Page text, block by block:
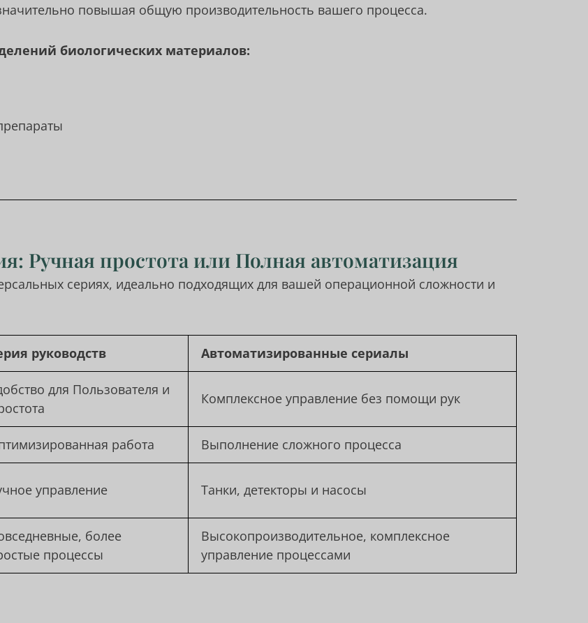
повышая общую производительность вашего процесса.
биологических материалов:
Ручная простота или Полная автоматизация
сериях, идеально подходящих для вашей операционной сложности и
руководств Автоматизированные сериалы
для Пользователя и
Комплексное управление без помощи рук
работа Выполнение сложного процесса
управление Танки, детекторы и насосы
более
процессы
Высокопроизводительное, комплексное
управление процессами